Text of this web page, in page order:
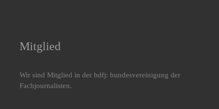
Mitglied
Wir sind Mitglied in der bdfj: bundesvereinigung der
Fachjournalisten.